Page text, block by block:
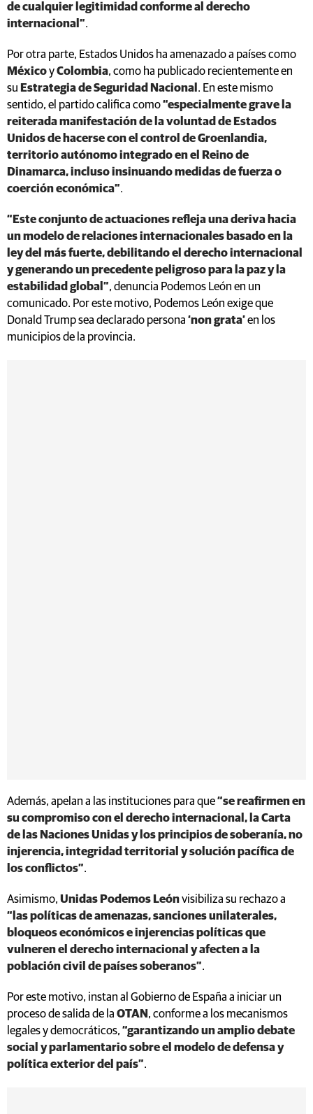
de cualquier legitimidad conforme al derecho
internacional”.
Por otra parte, Estados Unidos ha amenazado a países como
MéxicoyColombia, como ha publicado recientemente en
su Estrategia de Seguridad Nacional . En este mismo
sentido, el partido califica como“especialmente grave la
reiterada manifestación de la voluntad de Estados
Unidos de hacerse con el control de Groenlandia,
territorio autónomo integrado en el Reino de
Dinamarca, incluso insinuando medidas de fuerza o
coerción económica”.
“Este conjunto de actuaciones refleja una deriva hacia
un modelo de relaciones internacionales basado en la
ley del más fuerte, debilitando el derecho internacional
y generando un precedente peligroso para la paz y la
estabilidad global”, denuncia Podemos León en un
comunicado. Por este motivo, Podemos León exige que
Donald Trump sea declarado persona ‘non grata’en los
municipios de la provincia.
Además, apelan a las instituciones para que“se reafirmen en
su compromiso con el derecho internacional, la Carta
de las Naciones Unidas y los principios de soberanía, no
injerencia, integridad territorial y solución pacífica de
los conflictos”.
Asimismo, Unidas Podemos Leónvisibiliza su rechazo a
“las políticas de amenazas, sanciones unilaterales,
bloqueos económicos e injerencias políticas que
vulneren el derecho internacional y afecten a la
población civil de países soberanos”.
Por este motivo, instan al Gobierno de España a iniciar un
proceso de salida de la OTAN , conforme a los mecanismos
legales y democráticos, “garantizando un amplio debate
social y parlamentario sobre el modelo de defensa y
política exterior del país”.